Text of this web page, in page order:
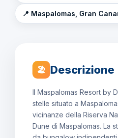
📍 Maspalomas, Gran
🏖 Descrizione
Il Maspalomas Resort by
stelle situato a
vicinanze della Riserva
Dune di Maspalomas. La